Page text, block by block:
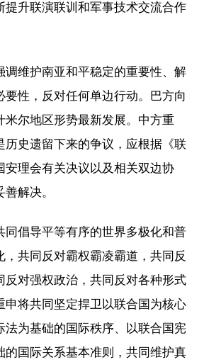
提升联演联训和军事技术交流合作
调维护南亚和平稳定的重要性、解
要性，反对任何单边行动。巴方向
米尔地区形势最新发展。中方重
历史遗留下来的争议，应根据《联
安理会有关决议以及相关双边协
解决。
同倡导平等有序的世界多极化和普
，共同反对霸权霸凌霸道，共同反
反对强权政治，共同反对各种形式
申将共同坚定捍卫以联合国为核心
法为基础的国际秩序、以联合国宪
的国际关系基本准则，共同维护真